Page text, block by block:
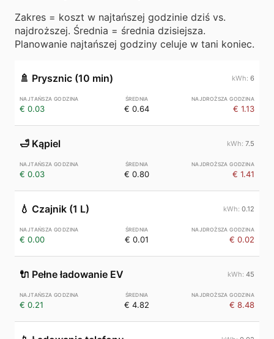
Zakres = koszt w najtańszej godzinie dziś vs.
najdroższej. Średnia = średnia dzisiejsza.
Planowanie najtańszej godziny celuje w tani koniec.
🚿 Prysznic (10 min) 6
€ 0.03 € 0.64 € 1.13
🛁 Kąpiel 7.5
€ 0.03 € 0.80 € 1.41
💧 Czajnik (1 L) 0.12
€ 0.00 € 0.01 € 0.02
🔌 Pełne ładowanie EV 45
€ 0.21 € 4.82 € 8.48